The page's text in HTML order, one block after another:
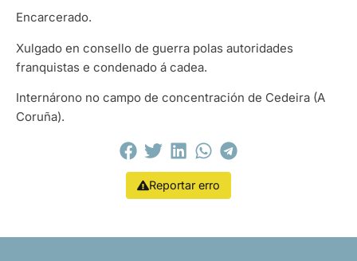
Encarcerado.
Xulgado en consello de guerra polas autoridades
franquistas e condenado á cadea.
Internárono no campo de concentración de Cedeira (A
Coruña).
Reportar erro